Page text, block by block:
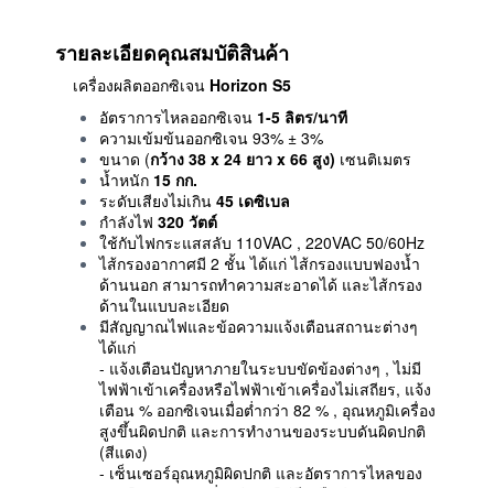
รายละเอียดคุณสมบัติสินค้า
เครื่องผลิตออกซิเจน Horizon S5
อัตราการไหลออกซิเจน 1-5 ลิตร/นาที
ความเข้มข้นออกซิเจน 93% ± 3%
ขนาด (กว้าง 38 x 24 ยาว x 66 สูง) เซนติเมตร
น้ำหนัก 15 กก.
ระดับเสียงไม่เกิน 45 เดซิเบล
กำลังไฟ 320 วัตต์
ใช้กับไฟกระแสสลับ 110VAC , 220VAC 50/60Hz
ไส้กรองอากาศมี 2 ชั้น ได้แก่ ไส้กรองแบบฟองน้ำ
ด้านนอก สามารถทำความสะอาดได้ และไส้กรอง
ด้านในแบบละเอียด
มีสัญญาณไฟและข้อความแจ้งเตือนสถานะต่างๆ
ได้แก่
- แจ้งเตือนปัญหาภายในระบบขัดข้องต่างๆ , ไม่มี
ไฟฟ้าเข้าเครื่องหรือไฟฟ้าเข้าเครื่องไม่เสถียร, แจ้ง
เตือน % ออกซิเจนเมื่อต่ำกว่า 82 % , อุณหภูมิเครื่อง
สูงขึ้นผิดปกติ และการทำงานของระบบดันผิดปกติ
(สีแดง)
- เซ็นเซอร์อุณหภูมิผิดปกติ และอัตราการไหลของ